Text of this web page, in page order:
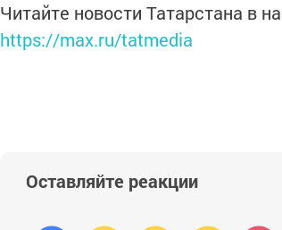
Читайте новости Татарстана в
https://max.ru/tatmedia
Оставляйте реакции